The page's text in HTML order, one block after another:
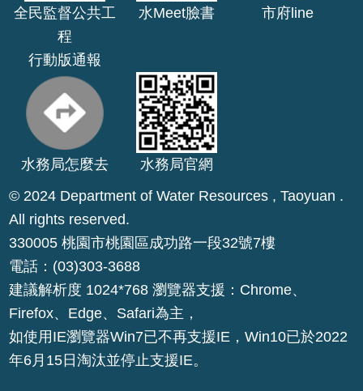
資
範
申
請
件
污
水
下
水
全民監督公共工
程
行動版通報
水Meet臉書 市府line
水務局怎麼去
水務局官網
© 2024 Department of Water Resources , Taoyuan .
All rights reserved.
330005 桃園市桃園區成功路一段32號7樓
電話：(03)303-3688
建議解析度 1024*768 瀏覽器支援：Chrome、
Firefox、Edge、Safari為主，
如使用IE瀏覽器Win7已不再支援IE，Win10已於2022
年6月15日淘汰並停止支援IE。